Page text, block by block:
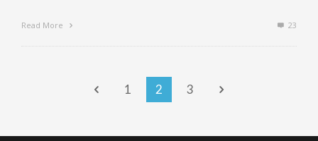
Read More 23
1 2 3